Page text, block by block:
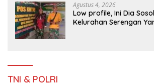
Agustus 4, 2026
Low profile, Ini Dia
Kelurahan Serengan
TNI & POLRI